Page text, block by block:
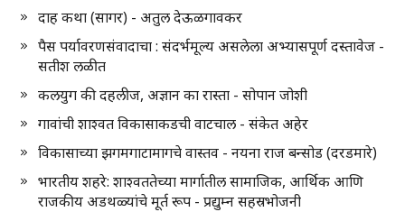
दाह कथा (सागर) - अतुल देऊळगावकर
पैस पर्यावरणसंवादाचा : संदर्भमूल्य असलेला अभ्यासपूर्ण दस्तावेज -
सतीश लळीत
कलयुग की दहलीज, अज्ञान का रास्ता - सोपान जोशी
गावांची शाश्वत विकासाकडची वाटचाल - संकेत अहेर
विकासाच्या झगमगाटामागचे वास्तव - नयना राज बन्सोड (दरडमारे)
भारतीय शहरे: शाश्वततेच्या मार्गातील सामाजिक, आर्थिक आणि
राजकीय अडथळ्यांचे मूर्त रूप - प्रद्युम्न सहस्रभोजनी